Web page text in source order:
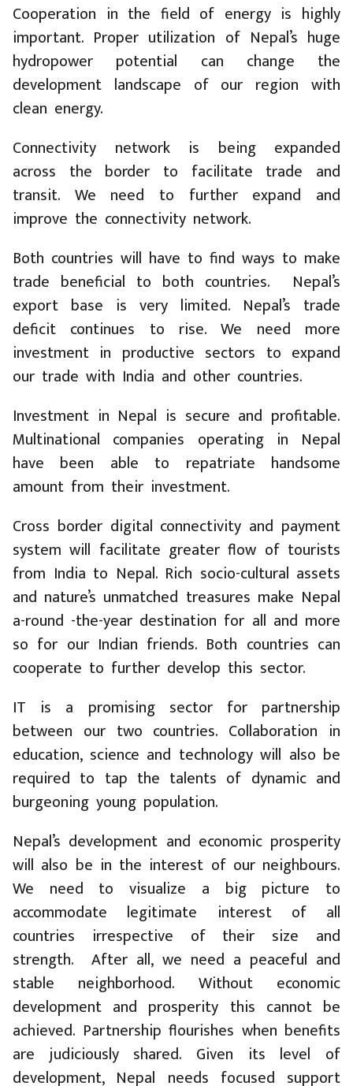
Cooperation in the field of energy is highly
important. Proper utilization of Nepal’s huge
hydropower potential can change the
development landscape of our region with
clean energy.
Connectivity network is being expanded
across the border to facilitate trade and
transit. We need to further expand and
improve the connectivity network.
Both countries will have to find ways to make
trade beneficial to both countries. Nepal’s
export base is very limited. Nepal’s trade
deficit continues to rise. We need more
investment in productive sectors to expand
our trade with India and other countries.
Investment in Nepal is secure and profitable.
Multinational companies operating in Nepal
have been able to repatriate handsome
amount from their investment.
Cross border digital connectivity and payment
system will facilitate greater flow of tourists
from India to Nepal. Rich socio-cultural assets
and nature’s unmatched treasures make Nepal
a-round -the-year destination for all and more
so for our Indian friends. Both countries can
cooperate to further develop this sector.
IT is a promising sector for partnership
between our two countries. Collaboration in
education, science and technology will also be
required to tap the talents of dynamic and
burgeoning young population.
Nepal’s development and economic prosperity
will also be in the interest of our neighbours.
We need to visualize a big picture to
accommodate legitimate interest of all
countries irrespective of their size and
strength. After all, we need a peaceful and
stable neighborhood. Without economic
development and prosperity this cannot be
achieved. Partnership flourishes when benefits
are judiciously shared. Given its level of
development, Nepal needs focused support